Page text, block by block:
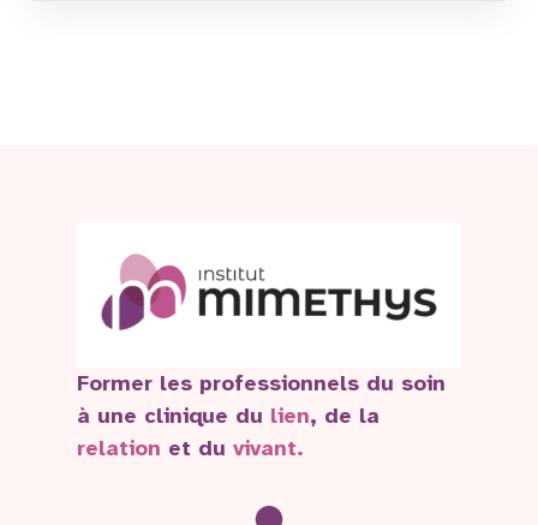
Former les professionnels du soin
à une clinique du lien, de la
relation et du vivant.